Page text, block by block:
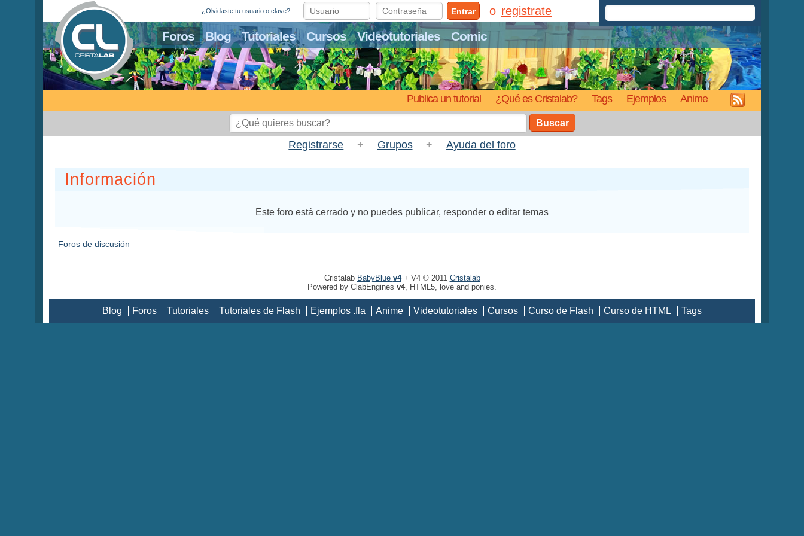
Foros Blog Tutoriales Cursos Videotutoriales Comic
Publica un tutorial ¿Qué es Cristalab? Tags Ejemplos Anime
¿Olvidaste tu usuario o clave? Entrar registrate
Buscar
Registrarse + Grupos + Ayuda del foro
Información
Este foro está cerrado y no puedes publicar, responder o editar temas
Foros de discusión
Cristalab BabyBlue v4+ V4 © 2011 Cristalab
Powered by ClabEngines v4, HTML5, love and ponies.
Blog Foros Tutoriales Tutoriales de Flash Ejemplos .fla Anime Videotutoriales Cursos Curso de Flash Curso de HTML Tags